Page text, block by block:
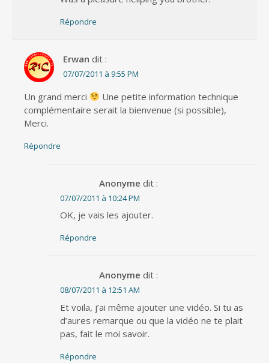
Répondre
Erwan dit :
07/07/2011 à 9:55 PM
Un grand merci
Une petite information technique
complémentaire serait la bienvenue (si possible),
Merci.
Répondre
Anonyme dit :
07/07/2011 à 10:24 PM
OK, je vais les ajouter.
Répondre
Anonyme dit :
08/07/2011 à 12:51 AM
Et voila, j’ai même ajouter une vidéo. Si tu as
d’aures remarque ou que la vidéo ne te plait
pas, fait le moi savoir.
Répondre